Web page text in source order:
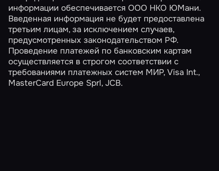
информации обеспечивается ООО НКО ЮМани.
Введенная информация не будет предоставлена
третьим лицам, за исключением случаев,
предусмотренных законодательством РФ.
Проведение платежей по банковским картам
осуществляется в строгом соответствии с
требованиями платежных систем МИР, Visa Int.,
MasterCard Europe Sprl, JCB.